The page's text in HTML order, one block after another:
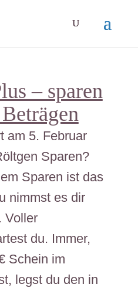
– sparen
am 5. Februar
Sparen?
Sparen ist das
nimmst es dir
Voller
du. Immer,
Schein im
legst du den in